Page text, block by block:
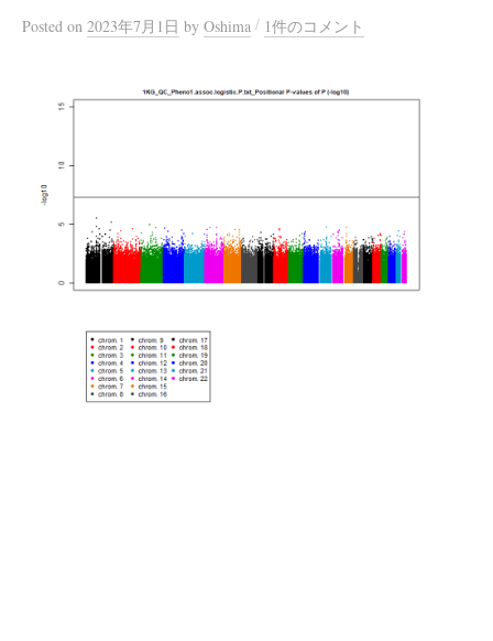
Posted on 2023年7月1日 by Oshima / 1件のコメント